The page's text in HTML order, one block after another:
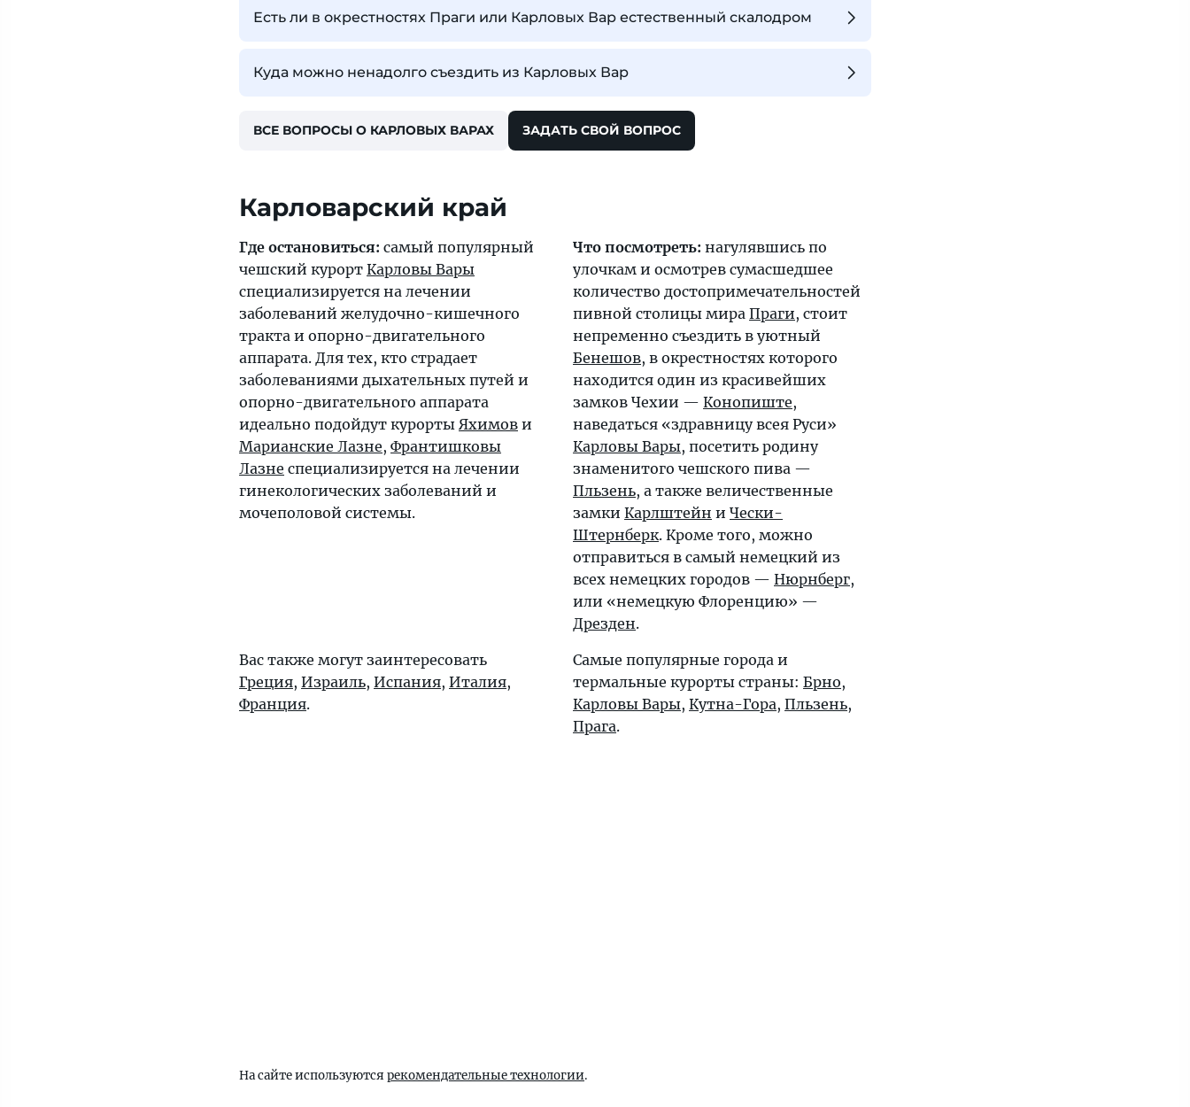
Есть ли в окрестностях Праги или Карловых Вар естественный скалодром
Куда можно ненадолго съездить из Карловых Вар
ВСЕ ВОПРОСЫ О КАРЛОВЫХ ВАРАХ ЗАДАТЬ СВОЙ ВОПРОС
Карловарский край
Где остановиться: самый популярный
чешский курорт Карловы Вары
специализируется на лечении
заболеваний желудочно-кишечного
тракта и опорно-двигательного
аппарата. Для тех, кто страдает
заболеваниями дыхательных путей и
опорно-двигательного аппарата
идеально подойдут курорты Яхимов и
Марианские Лазне, Франтишковы
Лазне специализируется на лечении
гинекологических заболеваний и
мочеполовой системы.
Что посмотреть: нагулявшись по
улочкам и осмотрев сумасшедшее
количество достопримечательностей
пивной столицы мира Праги, стоит
непременно съездить в уютный
Бенешов, в окрестностях которого
находится один из красивейших
замков Чехии — Конопиште,
наведаться «здравницу всея Руси»
Карловы Вары, посетить родину
знаменитого чешского пива —
Пльзень, а также величественные
замки Карлштейн и Чески-
Штернберк. Кроме того, можно
отправиться в самый немецкий из
всех немецких городов — Нюрнберг,
или «немецкую Флоренцию» —
Дрезден.
Вас также могут заинтересовать
Греция, Израиль, Испания, Италия,
Франция.
Самые популярные города и
термальные курорты страны: Брно,
Карловы Вары, Кутна-Гора, Пльзень,
Прага.
На сайте используются рекомендательные технологии.